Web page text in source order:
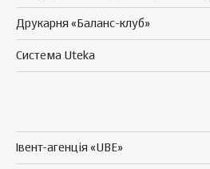
Друкарня «Баланс-клуб»
Система Uteka
Івент-агенція «UBE»